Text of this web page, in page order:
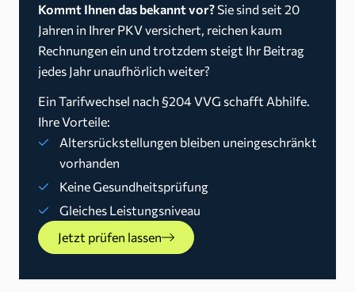
Kommt Ihnen das bekannt vor? Sie sind seit 20
Jahren in Ihrer PKV versichert, reichen kaum
Rechnungen ein und trotzdem steigt Ihr Beitrag
jedes Jahr unaufhörlich weiter?
Ein Tarifwechsel nach §204 VVG schafft Abhilfe.
Ihre Vorteile:
Altersrückstellungen bleiben uneingeschränkt
vorhanden
Keine Gesundheitsprüfung
Gleiches Leistungsniveau
Jetzt prüfen lassen